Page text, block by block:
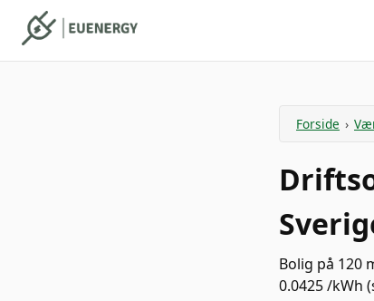
Forside ›
Bolig på 120
0.0425 /kWh